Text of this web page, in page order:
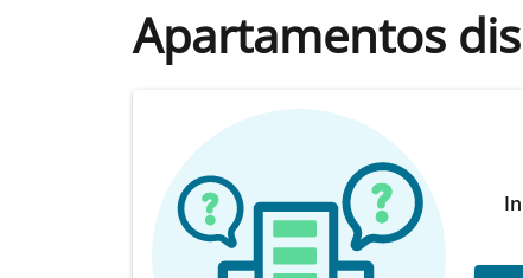
Apartamentos